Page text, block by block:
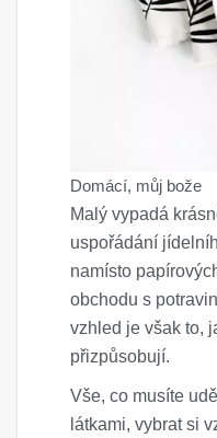
Domácí, můj bože
Malý vypadá
uspořádání
namísto
obchodu s
vzhled je však to,
přizpůsobují.
Vše, co musíte
látkami, vybrat si